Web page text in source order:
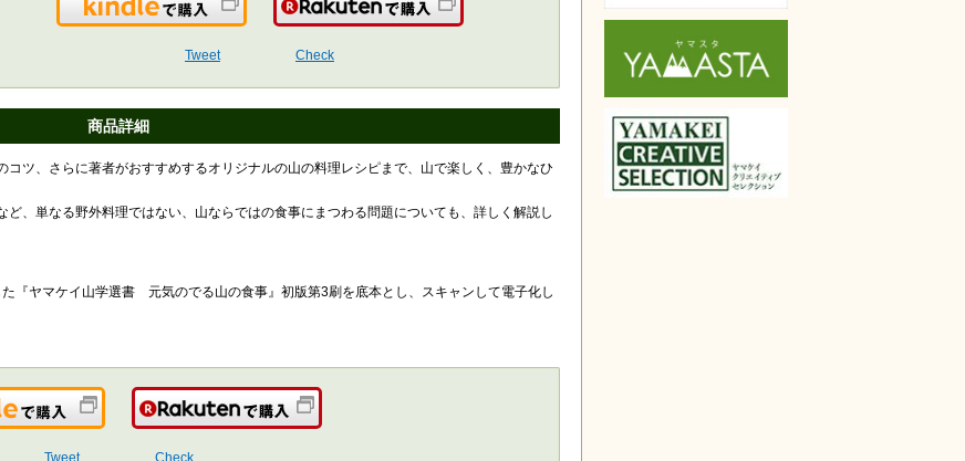
Kindleで購入 楽天で購入
Tweet Check
商品詳細
ツ、さらに著者がおすすめするオリジナルの山の料理レシピまで、山で楽しく、豊かなひ
、単なる野外料理ではない、山ならではの食事にまつわる問題についても、詳しく解説し
『ヤマケイ山学選書 元気のでる山の食事』初版第3刷を底本とし、スキャンして電子化し
Kindleで購入 楽天で購入
Tweet Check